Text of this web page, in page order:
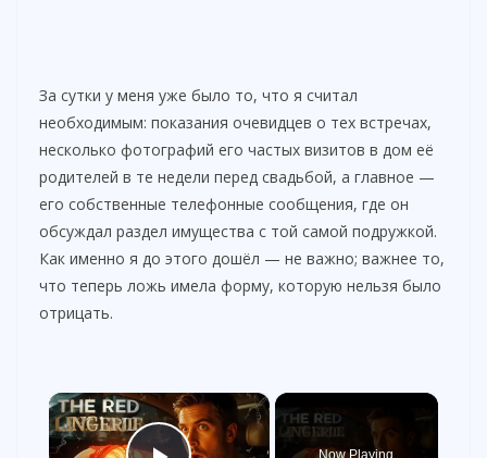
За сутки у меня уже было то, что я считал
необходимым: показания очевидцев о тех встречах,
несколько фотографий его частых визитов в дом её
родителей в те недели перед свадьбой, а главное —
его собственные телефонные сообщения, где он
обсуждал раздел имущества с той самой подружкой.
Как именно я до этого дошёл — не важно; важнее то,
что теперь ложь имела форму, которую нельзя было
отрицать.
×